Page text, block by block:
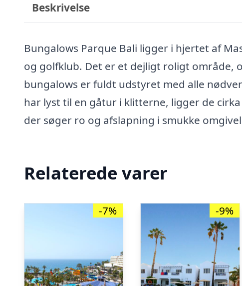
Beskrivelse
Bungalows Parque Bali ligger i hjertet af
og golfklub. Det er et dejligt roligt område,
bungalows er fuldt udstyret med alle
har lyst til en gåtur i klitterne, ligger de
der søger ro og afslapning i smukke
Relaterede varer
-7% -9%